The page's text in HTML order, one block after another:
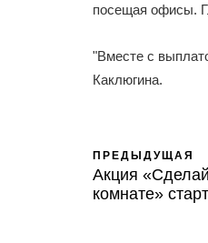
посещая офисы.
"Вместе с
Каклюгина.
ПРЕДЫДУЩАЯ
Акция
комнате»